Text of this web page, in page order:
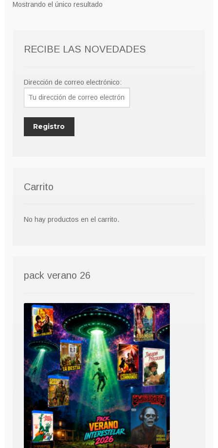
Mostrando el único resultado
RECIBE LAS NOVEDADES
Dirección de correo electrónico:
Carrito
No hay productos en el carrito.
pack verano 26